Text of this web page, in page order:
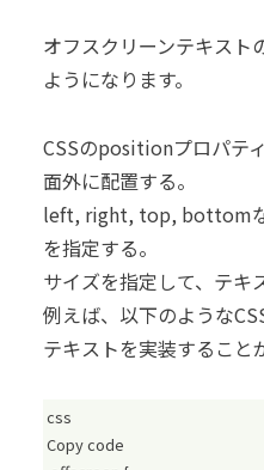
オフスクリーンテキスト
ようになります。
CSSのpositionプロパテ
面外に配置する。
left, right, top, bottom
を指定する。
サイズを指定して、テキ
例えば、以下のような
テキストを実装すること
css
Copy code